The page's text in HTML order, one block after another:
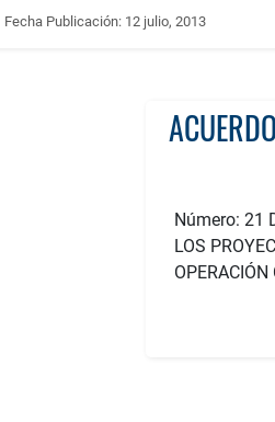
Fecha Publicación: 12 julio, 2013
Número: 21
LOS